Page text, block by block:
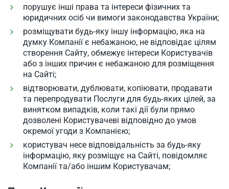
порушує інші права та інтереси фізичних та
юридичних осіб чи вимоги законодавства України;
розміщувати будь-яку іншу інформацію, яка на
думку Компанії є небажаною, не відповідає цілям
створення Сайту, обмежує інтереси Користувачів
або з інших причин є небажаною для розміщення
на Сайті;
відтворювати, дублювати, копіювати, продавати
та перепродувати Послуги для будь-яких цілей, за
винятком випадків, коли такі дії були прямо
дозволені Користувачеві відповідно до умов
окремої угоди з Компанією;
користувач несе відповідальність за будь-яку
інформацію, яку розміщує на Сайті, повідомляє
Компанії та/або іншим Користувачам;